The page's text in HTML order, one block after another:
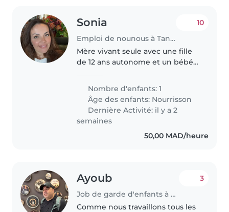
Sonia
Emploi de nounous à Tanger
10
Mère vivant seule avec une fille
de 12 ans autonome et un bébé
au quotidien, sachant que je
travaille à distance, donc à
domicile.
Nombre d'enfants: 1
Âge des enfants: Nourrisson
Dernière Activité: il y a 2
semaines
50,00 MAD/heure
Ayoub
Job de garde d'enfants à El Jadida
3
Comme nous travaillons tous les